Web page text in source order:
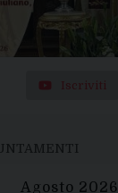
Iscriviti
Agosto 2026